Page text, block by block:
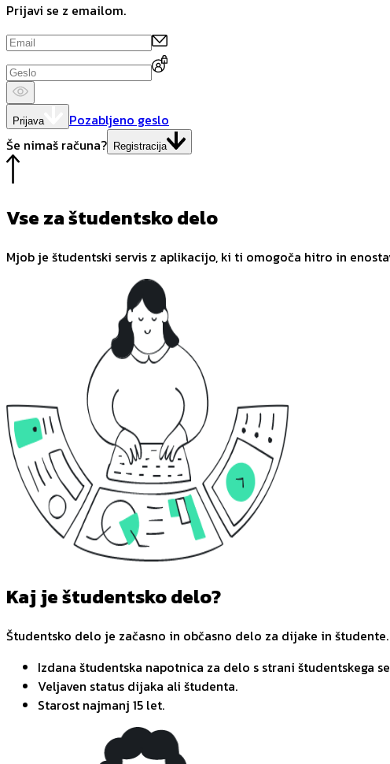
Prijavi se z emailom.
Prijava
Pozabljeno geslo
Še nimaš računa? Registracija
Vse za študentsko delo
Mjob je študentski servis z aplikacijo, ki ti omogoča hitro in
Kaj je študentsko delo?
Študentsko delo je začasno in občasno delo za dijake in
Izdana študentska napotnica za delo s strani študentskega
Veljaven status dijaka ali študenta.
Starost najmanj 15 let.